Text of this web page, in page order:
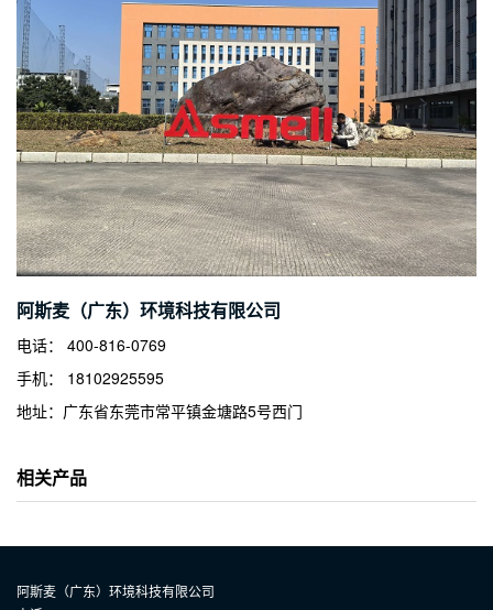
阿斯麦（广东）环境科技有限公司
电话： 400-816-0769
手机： 18102925595
地址：广东省东莞市常平镇金塘路5号西门
相关产品
阿斯麦（广东）环境科技有限公司